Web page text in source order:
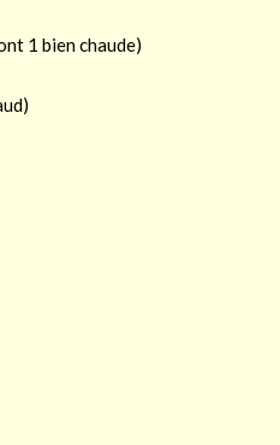
1 bien chaude)